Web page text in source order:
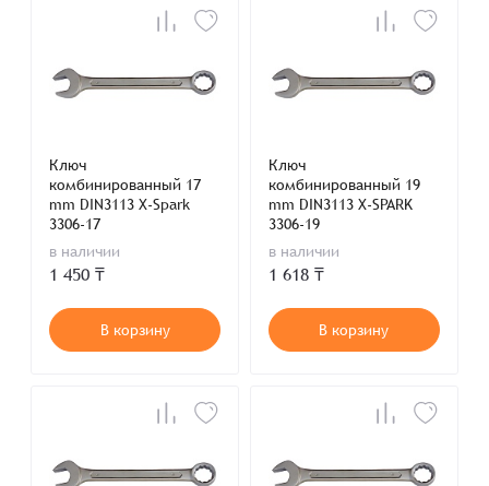
Ключ
комбинированный 17
mm DIN3113 X-Spark
3306-17
в наличии
1 450 ₸
В корзину
Ключ
комбинированный 19
mm DIN3113 X-SPARK
3306-19
в наличии
1 618 ₸
В корзину